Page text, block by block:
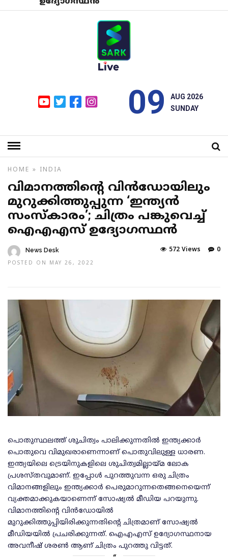
09
AUG 2026
SUNDAY
HOME » INDIA
വിമാനത്തിന്റെ വിന്‍ഡോയിലും
മുറുക്കിത്തുപ്പുന്ന ‘ഇന്ത്യന്‍
സംസ്‌കാരം’; ചിത്രം പങ്കുവെച്ച്
ഐഎഎസ് ഉദ്യോഗസ്ഥന്‍
News Desk
POSTED ON MAY 26, 2022
0
572 Views
പൊതുസ്ഥലത്ത് ശുചിത്വം പാലിക്കുന്നതില്‍ ഇന്ത്യക്കാര്‍
പൊതുവെ വിമുഖരാണെന്നാണ് പൊതുവിലുള്ള ധാരണ.
ഇന്ത്യയിലെ ട്രെയിനുകളിലെ ശുചിത്വമില്ലായ്മ ലോക
പ്രശസ്തവുമാണ്. ഇപ്പോള്‍ പുറത്തുവന്ന ഒരു ചിത്രം
വിമാനങ്ങളിലും ഇന്ത്യക്കാര്‍ പെരുമാറുന്നതെങ്ങനെയെന്ന്
വ്യക്തമാക്കുകയാണെന്ന് സോഷ്യല്‍ മീഡിയ പറയുന്നു.
വിമാനത്തിന്റെ വിന്‍ഡോയില്‍
മുറുക്കിത്തുപ്പിയിരിക്കുന്നതിന്റെ ചിത്രമാണ് സോഷ്യല്‍
മീഡിയയില്‍ പ്രചരിക്കുന്നത്. ഐഎഎസ് ഉദ്യോഗസ്ഥനായ
അവനീഷ് ശരണ്‍ ആണ് ചിത്രം പുറത്തു വിട്ടത്.